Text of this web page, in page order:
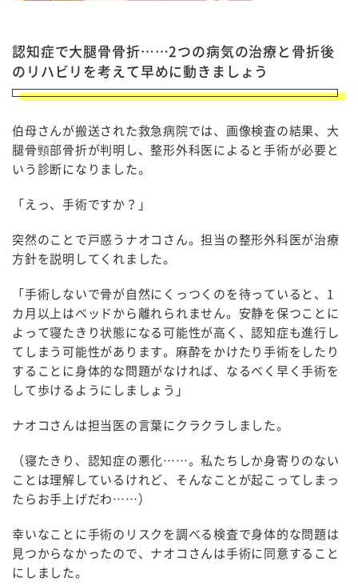
認知症で大腿骨骨折……2つの病気の治療と骨折後
のリハビリを考えて早めに動きましょう
伯母さんが搬送された救急病院では、画像検査の結果、大
腿骨頸部骨折が判明し、整形外科医によると手術が必要と
いう診断になりました。
「えっ、手術ですか？」
突然のことで戸惑うナオコさん。担当の整形外科医が治療
方針を説明してくれました。
「手術しないで骨が自然にくっつくのを待っていると、1
カ月以上はベッドから離れられません。安静を保つことに
よって寝たきり状態になる可能性が高く、認知症も進行し
てしまう可能性があります。麻酔をかけたり手術をしたり
することに身体的な問題がなければ、なるべく早く手術を
して歩けるようにしましょう」
ナオコさんは担当医の言葉にクラクラしました。
（寝たきり、認知症の悪化……。私たちしか身寄りのない
ことは理解しているけれど、そんなことが起こってしまっ
たらお手上げだわ……）
幸いなことに手術のリスクを調べる検査で身体的な問題は
見つからなかったので、ナオコさんは手術に同意すること
にしました。